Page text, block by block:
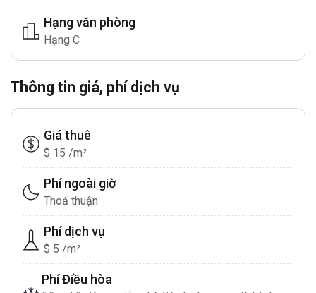
Hạng văn phòng
Hạng C
Thông tin giá, phí dịch vụ
Giá thuê
$ 15 /m²
Phí ngoài giờ
Thoả thuận
Phí dịch vụ
$ 5 /m²
Phí Điều hòa